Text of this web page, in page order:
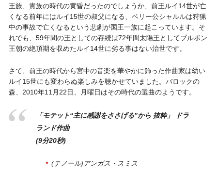
王族、貴族の時代の黄昏だったのでしょうか、前王ルイ14世が亡
くなる前年にはルイ15世の叔父になる、ベリー公シャルルは狩猟
中の事故で亡くなるという悲劇が国王一族に起こっています。そ
れでも、59年間の王としての存続は72年間太陽王としてブルボン
王朝の絶頂期を収めたルイ14世に劣る事はない治世です。
さて、前王の時代から宮中の音楽を華やかに飾った作曲家は幼い
ルイ15世にも変わらぬ楽しみを聴かせていました。バロックの
森、2010年11月22日、月曜日はその時代の選曲のようです。
「モテット“主に感謝をささげる”から 抜粋」 ドラ
ランド作曲
(9分20秒)
(テノール)アンガス・スミス